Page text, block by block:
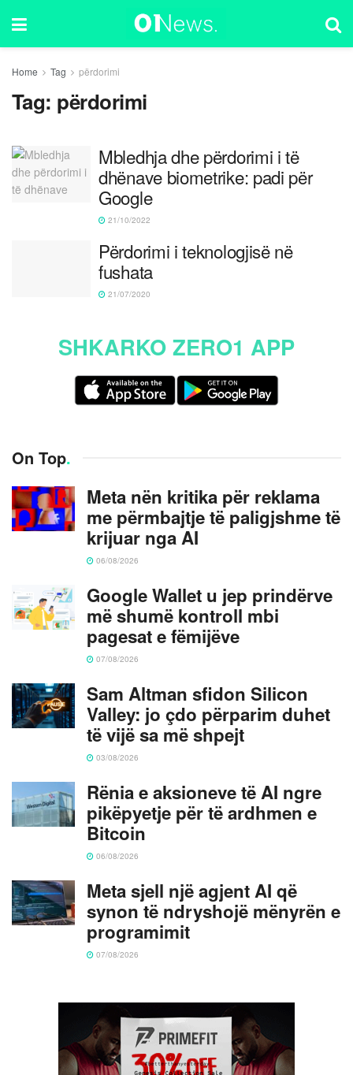
Home Tag përdorimi
Tag: përdorimi
Mbledhja dhe përdorimi i të
dhënave biometrike: padi për
Google
21/10/2022
Përdorimi i teknologjisë në
fushata
21/07/2020
SHKARKO ZERO1 APP
On Top.
Meta nën kritika për reklama
me përmbajtje të paligjshme të
krijuar nga AI
06/08/2026
Google Wallet u jep prindërve
më shumë kontroll mbi
pagesat e fëmijëve
07/08/2026
Sam Altman sfidon Silicon
Valley: jo çdo përparim duhet
të vijë sa më shpejt
03/08/2026
Rënia e aksioneve të AI ngre
pikëpyetje për të ardhmen e
Bitcoin
06/08/2026
Meta sjell një agjent AI që
synon të ndryshojë mënyrën e
programimit
07/08/2026